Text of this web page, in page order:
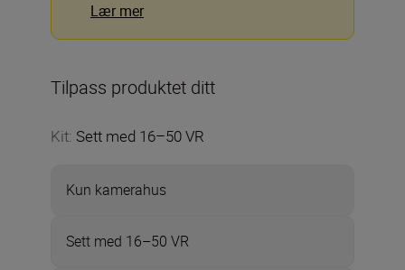
Lær mer
Tilpass produktet ditt
Kit: Sett med 16–50 VR
Kun kamerahus
Sett med 16–50 VR